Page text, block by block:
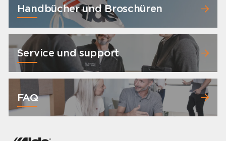
Handbücher und Broschüren
Service und support
FAQ